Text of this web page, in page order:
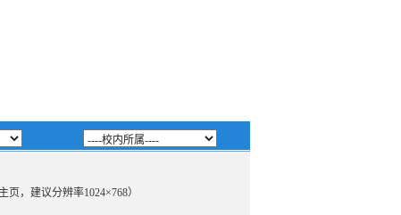
，建议分辨率1024×768）